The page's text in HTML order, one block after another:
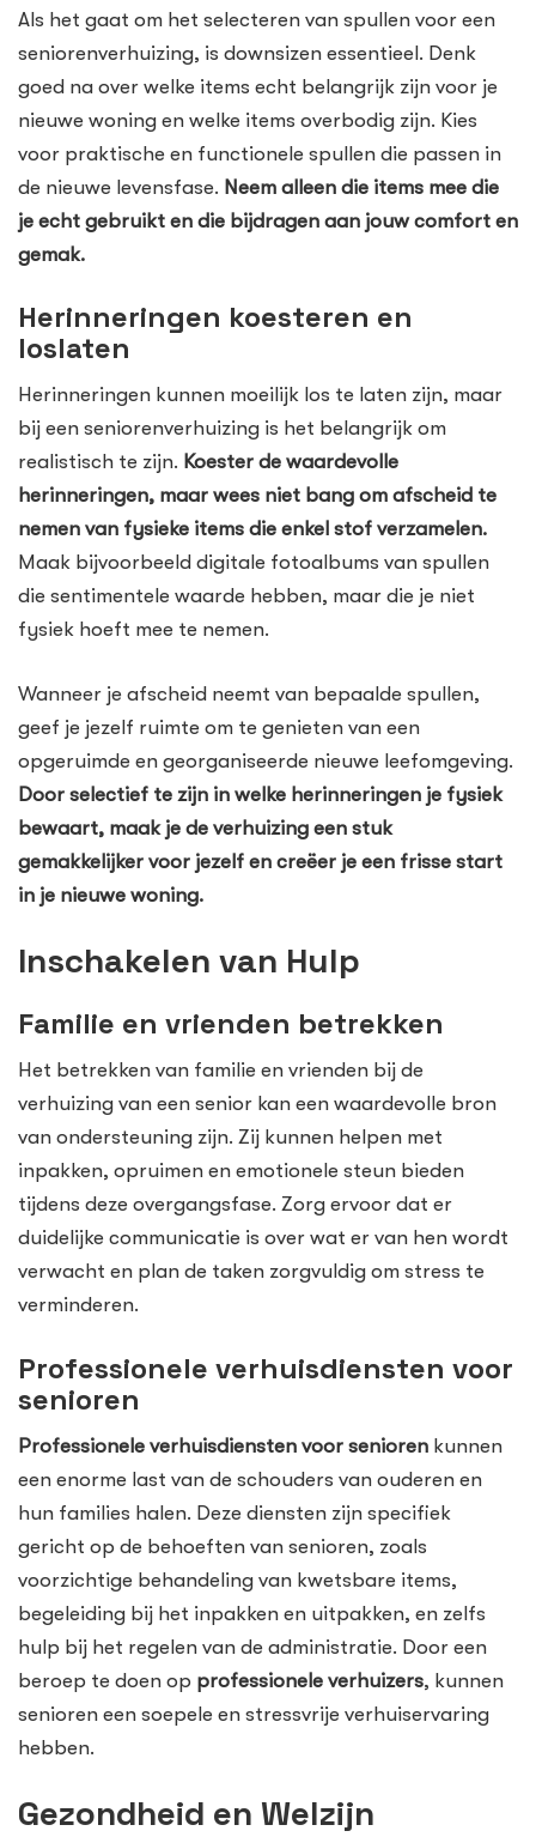
Als het gaat om het selecteren van spullen voor een
seniorenverhuizing, is downsizen essentieel. Denk
goed na over welke items echt belangrijk zijn voor je
nieuwe woning en welke items overbodig zijn. Kies
voor praktische en functionele spullen die passen in
de nieuwe levensfase. Neem alleen die items mee die
je echt gebruikt en die bijdragen aan jouw comfort en
gemak.
Herinneringen koesteren en
loslaten
Herinneringen kunnen moeilijk los te laten zijn, maar
bij een seniorenverhuizing is het belangrijk om
realistisch te zijn. Koester de waardevolle
herinneringen, maar wees niet bang om afscheid te
nemen van fysieke items die enkel stof verzamelen.
Maak bijvoorbeeld digitale fotoalbums van spullen
die sentimentele waarde hebben, maar die je niet
fysiek hoeft mee te nemen.
Wanneer je afscheid neemt van bepaalde spullen,
geef je jezelf ruimte om te genieten van een
opgeruimde en georganiseerde nieuwe leefomgeving.
Door selectief te zijn in welke herinneringen je fysiek
bewaart, maak je de verhuizing een stuk
gemakkelijker voor jezelf en creëer je een frisse start
in je nieuwe woning.
Inschakelen van Hulp
Familie en vrienden betrekken
Het betrekken van familie en vrienden bij de
verhuizing van een senior kan een waardevolle bron
van ondersteuning zijn. Zij kunnen helpen met
inpakken, opruimen en emotionele steun bieden
tijdens deze overgangsfase. Zorg ervoor dat er
duidelijke communicatie is over wat er van hen wordt
verwacht en plan de taken zorgvuldig om stress te
verminderen.
Professionele verhuisdiensten voor
senioren
Professionele verhuisdiensten voor senioren kunnen
een enorme last van de schouders van ouderen en
hun families halen. Deze diensten zijn specifiek
gericht op de behoeften van senioren, zoals
voorzichtige behandeling van kwetsbare items,
begeleiding bij het inpakken en uitpakken, en zelfs
hulp bij het regelen van de administratie. Door een
beroep te doen op professionele verhuizers, kunnen
senioren een soepele en stressvrije verhuiservaring
hebben.
Gezondheid en Welzijn